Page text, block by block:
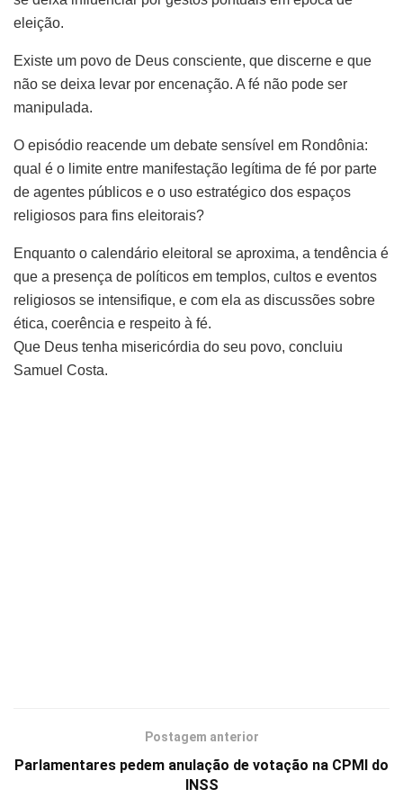
eleição.
Existe um povo de Deus consciente, que discerne e que
não se deixa levar por encenação. A fé não pode ser
manipulada.
O episódio reacende um debate sensível em Rondônia:
qual é o limite entre manifestação legítima de fé por parte
de agentes públicos e o uso estratégico dos espaços
religiosos para fins eleitorais?
Enquanto o calendário eleitoral se aproxima, a tendência é
que a presença de políticos em templos, cultos e eventos
religiosos se intensifique, e com ela as discussões sobre
ética, coerência e respeito à fé.
Que Deus tenha misericórdia do seu povo, concluiu
Samuel Costa.
Postagem anterior
Parlamentares pedem anulação de votação na CPMI do
INSS